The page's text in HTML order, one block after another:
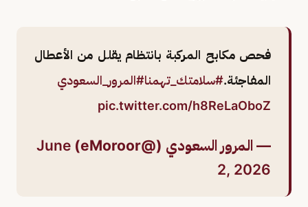
فحص مكابح المركبة بانتظام يقلل من الأعطال
المفاجئة.#سلامتك_تهمنا#المرور_السعودي
pic.twitter.com/h8ReLaOboZ
— المرور السعودي (@eMoroor)
June
2, 2026